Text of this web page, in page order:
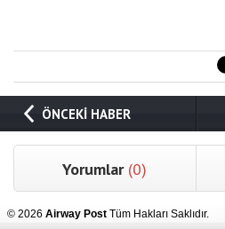
ÖNCEKİ HABER
Yorumlar (0)
© 2026 Airway Post Tüm Hakları Saklıdır.